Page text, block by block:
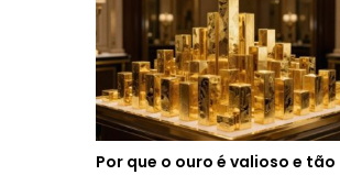
Por que o ouro é valioso e tão